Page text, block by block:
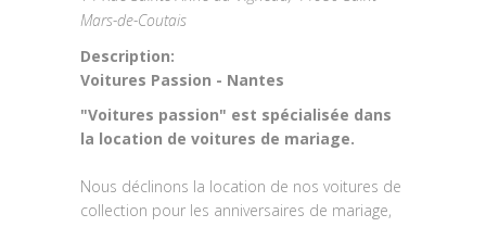
Mars-de-Coutais
Description:
Voitures Passion - Nantes
"Voitures passion" est spécialisée dans
la location de voitures de mariage.
Nous déclinons la location de nos voitures de
collection pour les anniversaires de mariage,